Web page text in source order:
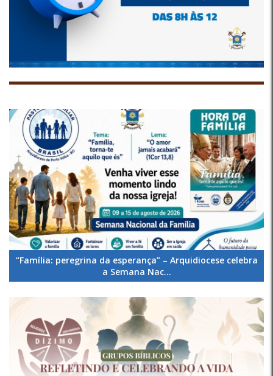
“Família: peregrina da esperança” – Arquidiocese celebra
a Semana Nac...